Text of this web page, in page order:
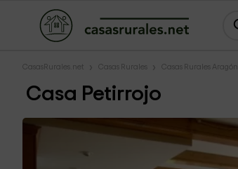
CasasRurales.net Casas Rurales Casas Rurales Aragón
Casa Petirrojo